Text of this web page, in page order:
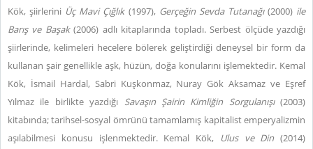
Kök, şiirlerini Üç Mavi Çığlık (1997),Gerçeğin Sevda Tutanağı(2000) ile
Barış ve Başak(2006) adlı kitaplarında topladı. Serbest ölçüde yazdığı
şiirlerinde, kelimeleri hecelere bölerek geliştirdiği deneysel bir form da
kullanan şair genellikle aşk, hüzün, doğa konularını işlemektedir. Kemal
Kök, İsmail Hardal, Sabri Kuşkonmaz, Nuray Gök Aksamaz ve Eşref
Yılmaz ile birlikte yazdığı Savaşın Şairin Kimliğin Sorgulanışı (2003)
kitabında; tarihsel-sosyal ömrünü tamamlamış kapitalist emperyalizmin
aşılabilmesi konusu işlenmektedir. Kemal Kök, Ulus ve Din (2014)